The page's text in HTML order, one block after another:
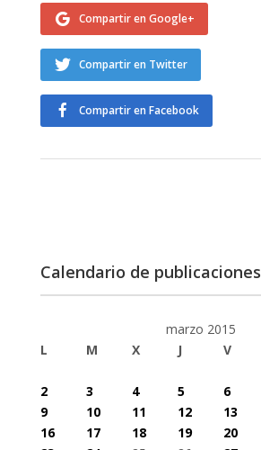
Compartir en Google+
Compartir en Twitter
Compartir en Facebook
Calendario de publicaciones
marzo 2015
L
M X J V
2
3 4 5 6
9
10 11 12 13
16
17 18 19 20